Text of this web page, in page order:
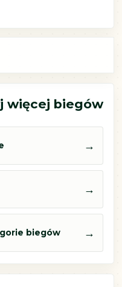
więcej biegów
→
→
biegów →